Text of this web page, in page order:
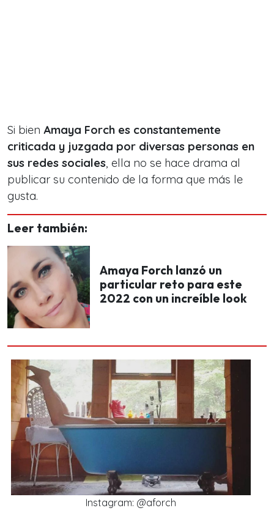
Si bien Amaya Forch es constantemente
criticada y juzgada por diversas personas en
sus redes sociales, ella no se hace drama al
publicar su contenido de la forma que más le
gusta.
Leer también:
Amaya Forch lanzó un
particular reto para este
2022 con un increíble look
Instagram: @aforch